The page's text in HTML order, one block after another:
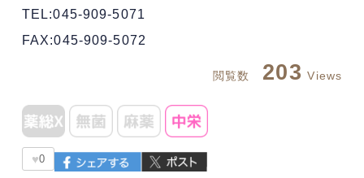
TEL:045-909-5071
FAX:045-909-5072
閲覧数 203 Views
♥0